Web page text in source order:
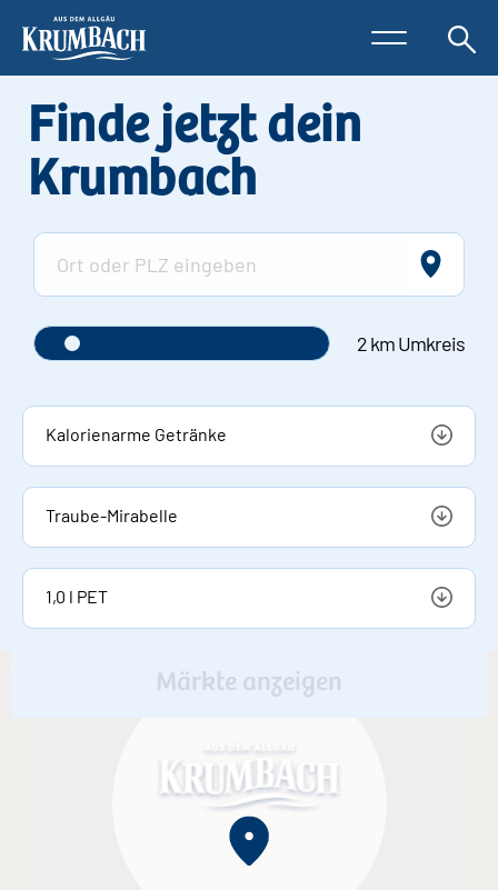
Finde jetzt dein
Krumbach
2 km Umkreis
Kalorienarme Getränke
Traube-Mirabelle
1,0 l PET
Märkte anzeigen